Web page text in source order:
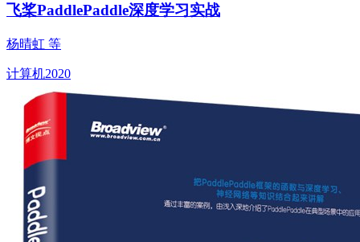
飞桨PaddlePaddle深度学习实战
杨晴虹 等
计算机2020